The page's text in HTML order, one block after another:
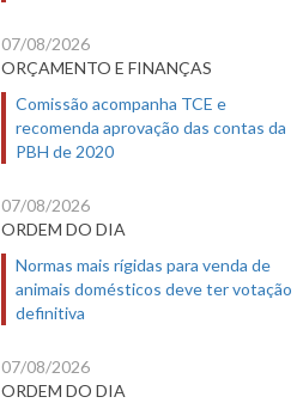
07/08/2026
ORÇAMENTO E FINANÇAS
Comissão acompanha TCE e
recomenda aprovação das contas da
PBH de 2020
07/08/2026
ORDEM DO DIA
Normas mais rígidas para venda de
animais domésticos deve ter votação
definitiva
07/08/2026
ORDEM DO DIA